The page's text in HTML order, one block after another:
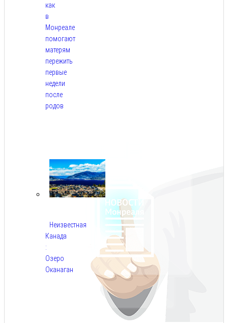
как
в
Монреале
помогают
матерям
пережить
первые
недели
после
родов
Неизвестная
Канада
:
Озеро
Оканаган